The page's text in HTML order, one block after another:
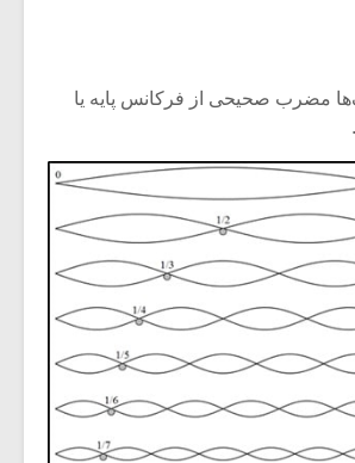
مضرب صحیحی از فرکانس پایه یا
بر موسیقی
نمی توانی
باشی،
ترین باش
دوره
برگزار
موسیقی